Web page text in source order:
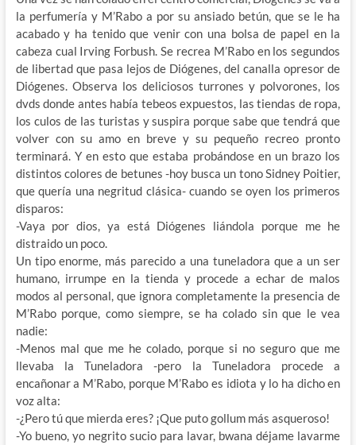
la perfumería y M’Rabo a por su ansiado betún, que se le ha
acabado y ha tenido que venir con una bolsa de papel en la
cabeza cual Irving Forbush. Se recrea M’Rabo en los segundos
de libertad que pasa lejos de Diógenes, del canalla opresor de
Diógenes. Observa los deliciosos turrones y polvorones, los
dvds donde antes había tebeos expuestos, las tiendas de ropa,
los culos de las turistas y suspira porque sabe que tendrá que
volver con su amo en breve y su pequeño recreo pronto
terminará. Y en esto que estaba probándose en un brazo los
distintos colores de betunes -hoy busca un tono Sidney Poitier,
que quería una negritud clásica- cuando se oyen los primeros
disparos:
-Vaya por dios, ya está Diógenes liándola porque me he
distraido un poco.
Un tipo enorme, más parecido a una tuneladora que a un ser
humano, irrumpe en la tienda y procede a echar de malos
modos al personal, que ignora completamente la presencia de
M’Rabo porque, como siempre, se ha colado sin que le vea
nadie:
-Menos mal que me he colado, porque si no seguro que me
llevaba la Tuneladora -pero la Tuneladora procede a
encañonar a M’Rabo, porque M’Rabo es idiota y lo ha dicho en
voz alta:
-¿Pero tú que mierda eres? ¡Que puto gollum más asqueroso!
-Yo bueno, yo negrito sucio para lavar, bwana déjame lavarme